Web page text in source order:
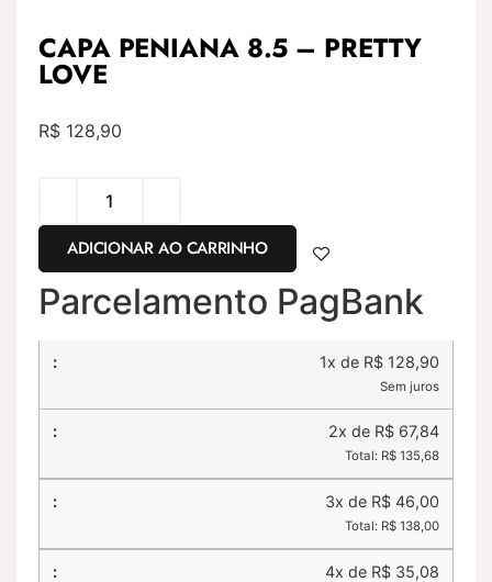
CAPA PENIANA 8.5 – PRETTY
LOVE
R$ 128,90
ADICIONAR AO CARRINHO
Parcelamento PagBank
1x de R$ 128,90
Sem juros
2x de R$ 67,84
Total: R$ 135,68
3x de R$ 46,00
Total: R$ 138,00
4x de R$ 35,08